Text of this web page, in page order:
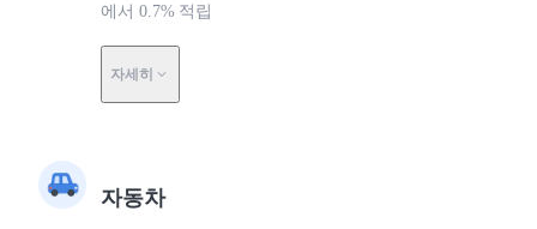
에서 0.7% 적립
자세히
자동차